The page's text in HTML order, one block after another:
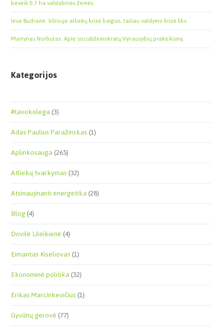
beveik 0,7 ha valstybinės žemės
Ieva Budraitė. Vilniuje atliekų krizė baigsis, tačiau valdymo krizė liks.
Martynas Norbutas. Apie socialdemokratų Vyriausybių prakeiksmą
Kategorijos
#tavokolega(3)
Adas Paulius Paražinskas(1)
Aplinkosauga(265)
Atliekų tvarkymas(32)
Atsinaujinanti energetika(28)
Blog(4)
Dovilė Lileikienė(4)
Eimantas Kiseliovas(1)
Ekonominė politika(32)
Erikas Marcinkevičius(1)
Gyvūnų gerovė(77)